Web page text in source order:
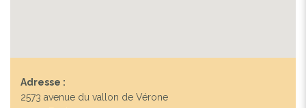
Adresse :
2573 avenue du vallon de Vérone